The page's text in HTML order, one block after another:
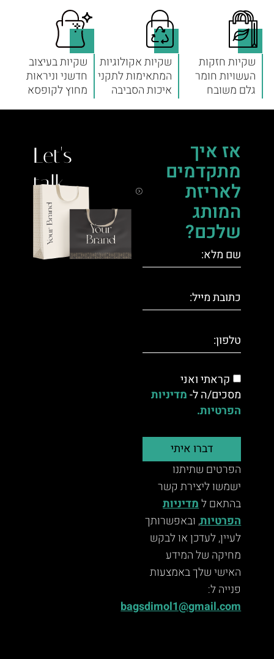
שקיות חזקות
העשויות חומר
גלם משובח
שקיות אקולוגיות
המתאימות לתקני
איכות הסביבה
שקיות בעיצוב
חדשני וניראות
מחוץ לקופסא
אז איך
מתקדמים
לאריזת
המותג
שלכם?
קראתי ואני
מסכים/ה ל-מדיניות
הפרטיות.
דברו איתי
הפרטים שתיתנו
ישמשו ליצירת קשר
בהתאם למדיניות
הפרטיות, ובאפשרותך
לעיין, לעדכן או לבקש
מחיקה של המידע
האישי שלך באמצעות
פנייה ל:
bagsdimol1@gmail.com
Let's
talk.